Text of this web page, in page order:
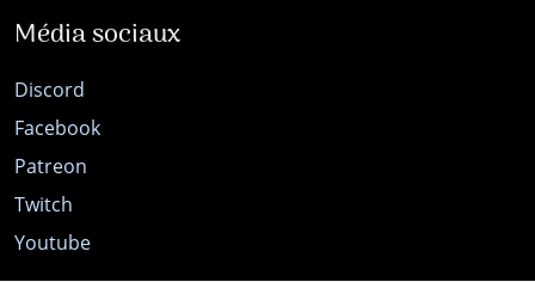
Média sociaux
Discord
Facebook
Patreon
Twitch
Youtube